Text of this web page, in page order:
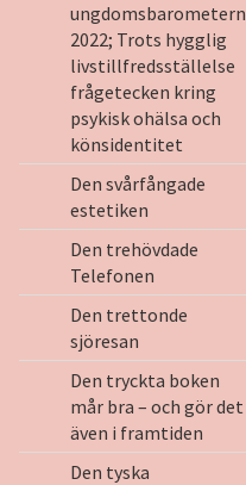
ungdomsbarometern
2022; Trots hygglig
livstillfredsställelse
frågetecken kring
psykisk ohälsa och
könsidentitet
Den svårfångade
estetiken
Den trehövdade
Telefonen
Den trettonde
sjöresan
Den tryckta boken
mår bra – och gör det
även i framtiden
Den tyska